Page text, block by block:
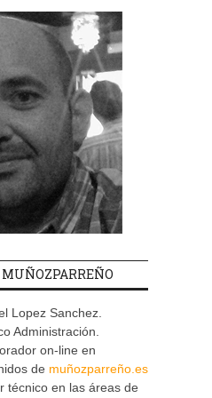
Lopez Sanchez.
Administración.
on-line en
de muñozparreño.es
técnico en las áreas de